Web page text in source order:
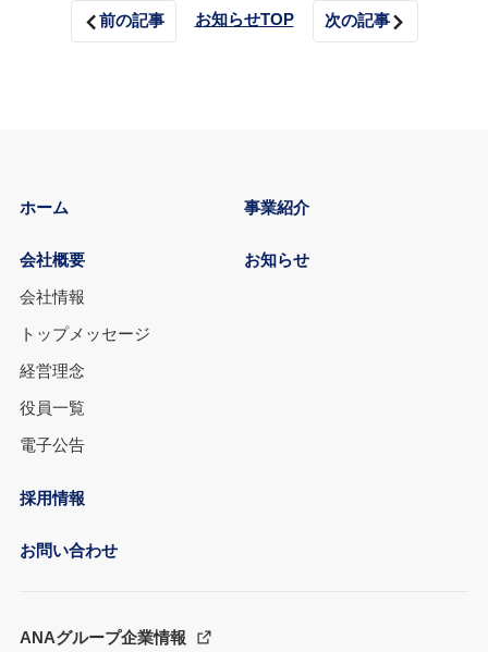
前の記事 お知らせTOP 次の記事
ホーム
会社概要
会社情報
トップメッセージ
経営理念
役員一覧
電子公告
事業紹介
お知らせ
採用情報
お問い合わせ
ANAグループ企業情報